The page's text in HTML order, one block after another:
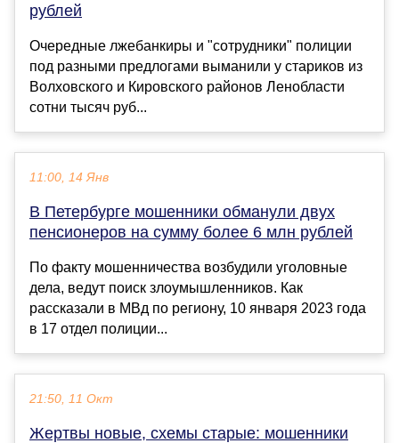
рублей
Очередные лжебанкиры и "сотрудники" полиции
под разными предлогами выманили у стариков из
Волховского и Кировского районов Ленобласти
сотни тысяч руб...
11:00, 14 Янв
В Петербурге мошенники обманули двух
пенсионеров на сумму более 6 млн рублей
По факту мошенничества возбудили уголовные
дела, ведут поиск злоумышленников. Как
рассказали в МВд по региону, 10 января 2023 года
в 17 отдел полиции...
21:50, 11 Окт
Жертвы новые, схемы старые: мошенники